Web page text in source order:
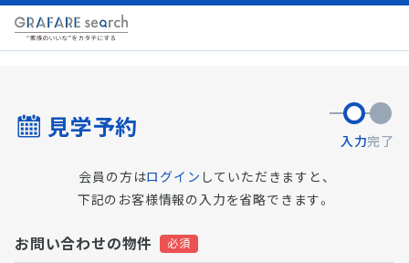
見学予約 入力完了
会員の方はログイン していただきますと、
下記のお客様情報の入力を省略できます。
お問い合わせの物件